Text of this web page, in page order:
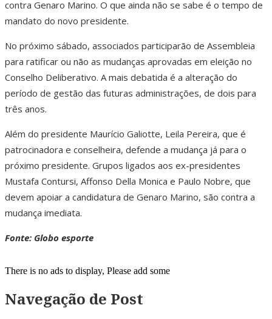
contra Genaro Marino. O que ainda não se sabe é o tempo de
mandato do novo presidente.
No próximo sábado, associados participarão de Assembleia
para ratificar ou não as mudanças aprovadas em eleição no
Conselho Deliberativo. A mais debatida é a alteração do
período de gestão das futuras administrações, de dois para
três anos.
Além do presidente Maurício Galiotte, Leila Pereira, que é
patrocinadora e conselheira, defende a mudança já para o
próximo presidente. Grupos ligados aos ex-presidentes
Mustafa Contursi, Affonso Della Monica e Paulo Nobre, que
devem apoiar a candidatura de Genaro Marino, são contra a
mudança imediata.
Fonte: Globo esporte
There is no ads to display, Please add some
Navegação de Post